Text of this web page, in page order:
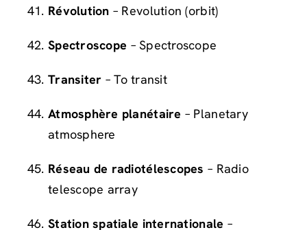
Révolution – Revolution (orbit)
Spectroscope – Spectroscope
Transiter – To transit
Atmosphère planétaire – Planetary
atmosphere
Réseau de radiotélescopes – Radio
telescope array
Station spatiale internationale –